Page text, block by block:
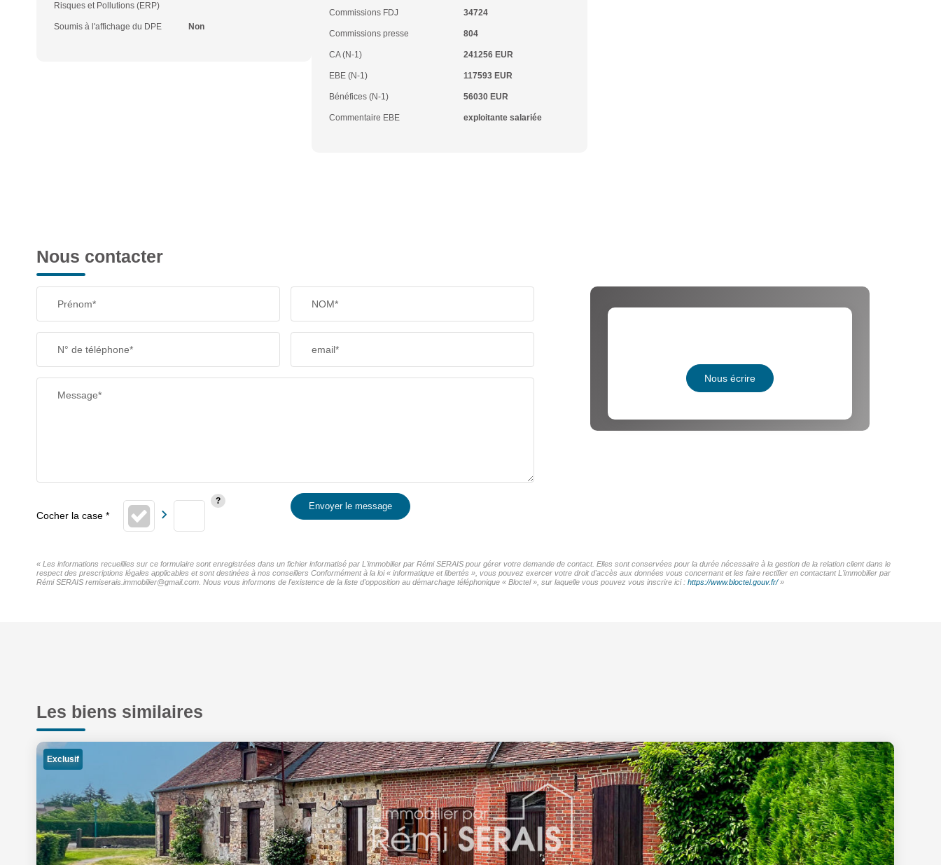
Risques et Pollutions (ERP)
Soumis à l'affichage du DPE Non
Commissions FDJ 34724
Commissions presse 804
CA (N-1) 241256 EUR
EBE (N-1) 117593 EUR
Bénéfices (N-1) 56030 EUR
Commentaire EBE exploitante salariée
Nous contacter
Prénom* NOM*
N° de téléphone* email*
Message*
Envoyer le message
Nous écrire
« Les informations recueillies sur ce formulaire sont enregistrées dans un fichier informatisé par L'immobilier par Rémi SERAIS pour gérer votre demande de contact. Elles sont conservées pour la durée nécessaire à la gestion de la relation client dans le
respect des prescriptions légales applicables et sont destinées à nos conseillers Conformément à la loi « informatique et libertés », vous pouvez exercer votre droit d'accès aux données vous concernant et les faire rectifier en contactant L'immobilier par
Rémi SERAIS remiserais.immobilier@gmail.com. Nous vous informons de l'existence de la liste d'opposition au démarchage téléphonique « Bloctel », sur laquelle vous pouvez vous inscrire ici : https://www.bloctel.gouv.fr/»
Les biens similaires
Exclusif